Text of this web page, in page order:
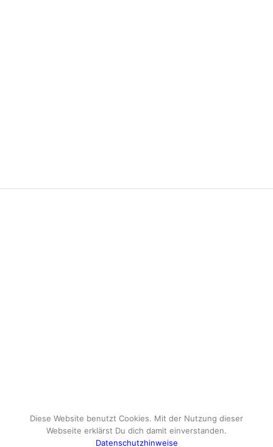
Diese Website benutzt Cookies. Mit der Nutzung dieser
Webseite erklärst Du dich damit einverstanden.
Datenschutzhinweise